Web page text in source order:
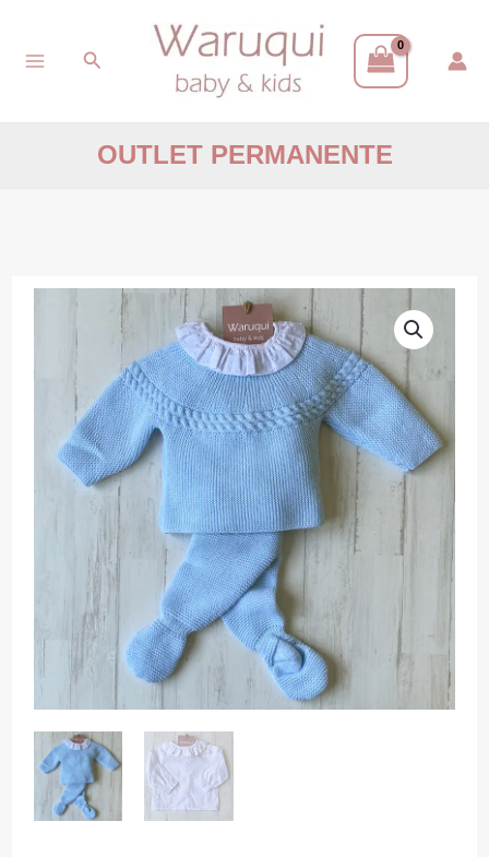
Buscar
OUTLET PERMANENTE